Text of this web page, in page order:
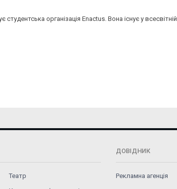
організація Enactus. Вона існує у всесвітній
Театр
ДОВІДНИК
Рекламна агенція